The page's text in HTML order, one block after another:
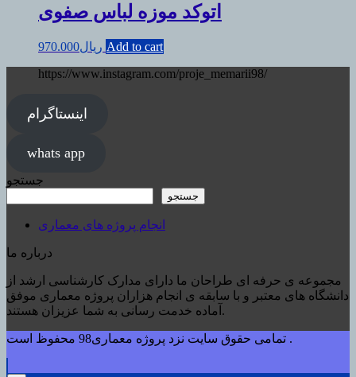
اتوکد موزه لباس صفوی
ریال970.000
Add to cart
https://www.instagram.com/proje_memarii98/
اینستاگرام
whats app
جستجو
جستجو
انجام پروژه های معماری
درباره ما
مجموعه ی حرفه ای طراحان ما دارای مدارک کارشناسی ارشد از
دانشگاه های معتبر و با سابقه ی انجام هزاران پروژه معماری موفق
آماده خدمت رسانی به شما عزیزان هستند.
تمامی حقوق سایت نزد پروژه معماری98 محفوظ است .